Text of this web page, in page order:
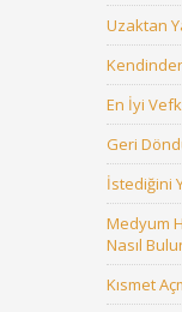
Uzaktan
En İyi
Geri
İstediğini
Medyum
Nasıl
Kısmet